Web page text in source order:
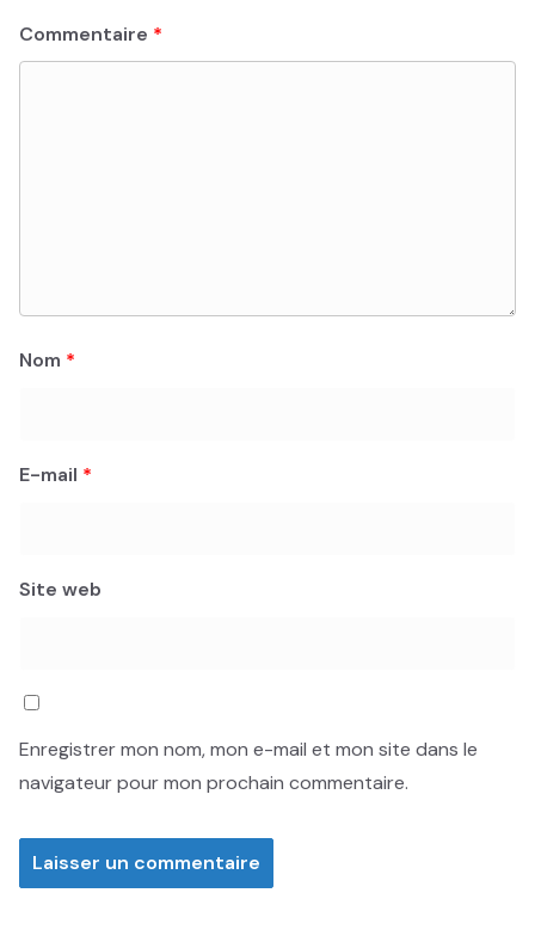
Commentaire *
Nom *
E-mail *
Site web
Enregistrer mon nom, mon e-mail et mon site dans le
navigateur pour mon prochain commentaire.